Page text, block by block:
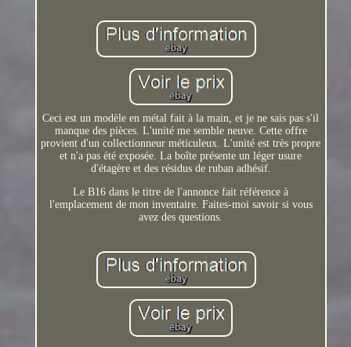
Ceci est un modèle en métal fait à la main, et je ne sais pas s'il
manque des pièces. L'unité me semble neuve. Cette offre
provient d'un collectionneur méticuleux. L'unité est très propre
et n'a pas été exposée. La boîte présente un léger usure
d'étagère et des résidus de ruban adhésif.
Le B16 dans le titre de l'annonce fait référence à
l'emplacement de mon inventaire. Faites-moi savoir si vous
avez des questions.